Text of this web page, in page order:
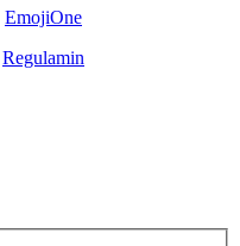
EmojiOne
Regulamin